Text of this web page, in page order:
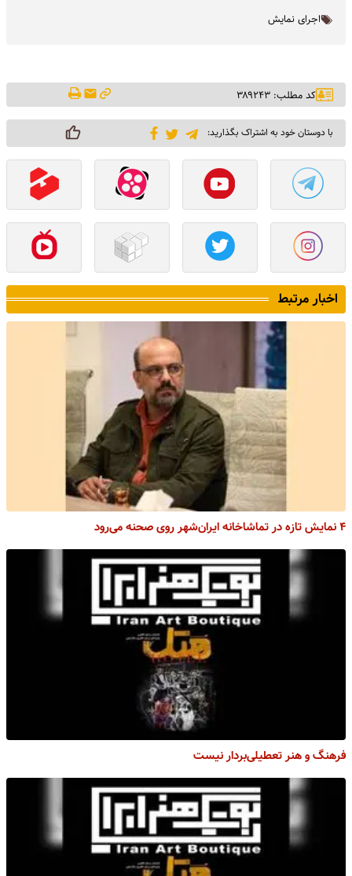
اجرای نمایش
کد مطلب: ۳۸۹۲۴۳
با دوستان خود به اشتراک بگذارید:
اخبار مرتبط
۴ نمایش تازه در تماشاخانه ایران‌شهر روی صحنه می‌رود ‌
فرهنگ و هنر تعطیلی‌بردار نیست